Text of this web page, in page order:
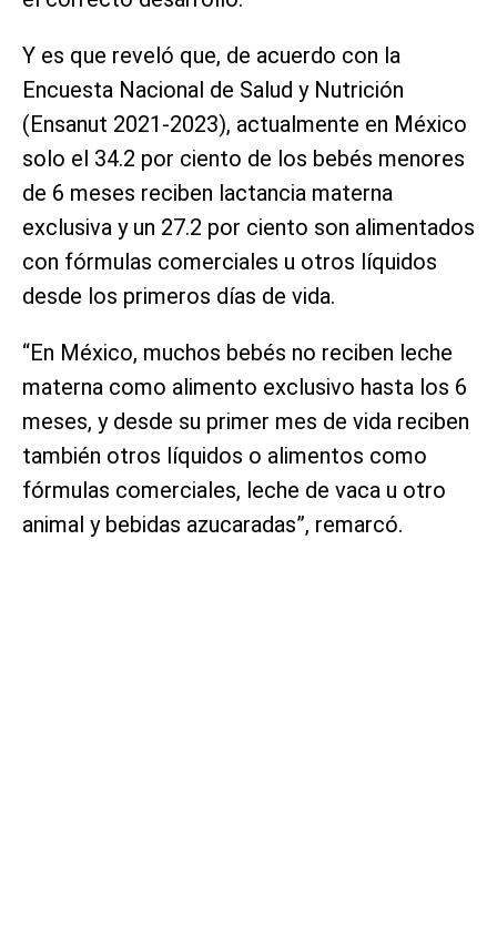
Y es que reveló que, de acuerdo con la
Encuesta Nacional de Salud y Nutrición
(Ensanut 2021-2023), actualmente en México
solo el 34.2 por ciento de los bebés menores
de 6 meses reciben lactancia materna
exclusiva y un 27.2 por ciento son alimentados
con fórmulas comerciales u otros líquidos
desde los primeros días de vida.
“En México, muchos bebés no reciben leche
materna como alimento exclusivo hasta los 6
meses, y desde su primer mes de vida reciben
también otros líquidos o alimentos como
fórmulas comerciales, leche de vaca u otro
animal y bebidas azucaradas”, remarcó.